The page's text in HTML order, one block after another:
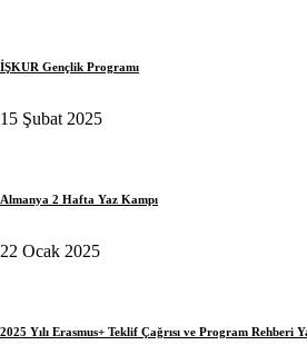
İŞKUR Gençlik Programı
15 Şubat 2025
Almanya 2 Hafta Yaz Kampı
22 Ocak 2025
2025 Yılı Erasmus+ Teklif Çağrısı ve Program Rehberi